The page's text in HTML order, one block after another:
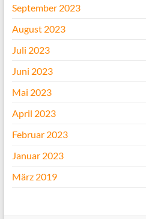
September 2023
August 2023
Juli 2023
Juni 2023
Mai 2023
April 2023
Februar 2023
Januar 2023
März 2019